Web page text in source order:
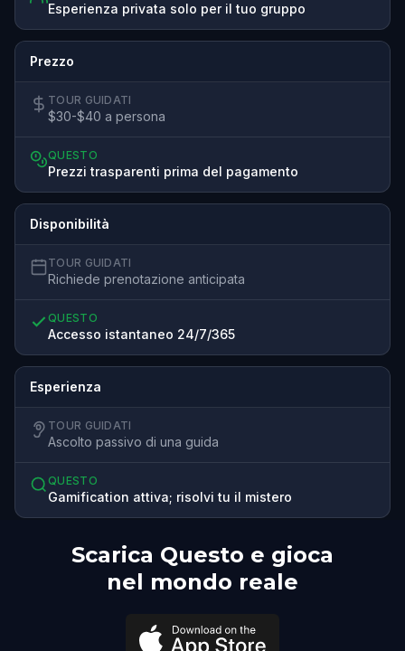
Esperienza privata solo per il tuo gruppo
Prezzo
TOUR GUIDATI
$30-$40 a persona
QUESTO
Prezzi trasparenti prima del pagamento
Disponibilità
TOUR GUIDATI
Richiede prenotazione anticipata
QUESTO
Accesso istantaneo 24/7/365
Esperienza
TOUR GUIDATI
Ascolto passivo di una guida
QUESTO
Gamification attiva; risolvi tu il mistero
Scarica Questo e gioca
nel mondo reale